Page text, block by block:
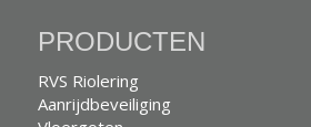
PRODUCTEN
RVS Riolering
Aanrijdbeveiliging